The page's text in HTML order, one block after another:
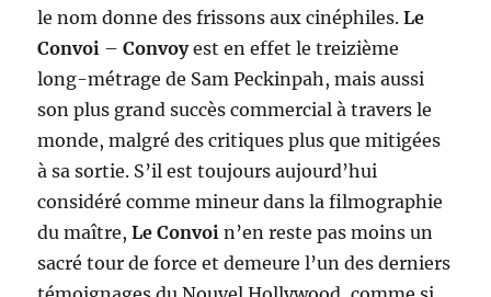
le nom donne des frissons aux cinéphiles.Le
Convoi – Convoyest en effet le treizième
long-métrage de Sam Peckinpah, mais aussi
son plus grand succès commercial à travers le
monde, malgré des critiques plus que mitigées
à sa sortie. S’il est toujours aujourd’hui
considéré comme mineur dans la filmographie
du maître, Le Convoin’en reste pas moins un
sacré tour de force et demeure l’un des derniers